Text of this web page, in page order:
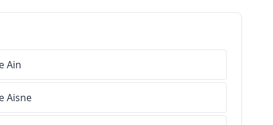
Ain
Aisne